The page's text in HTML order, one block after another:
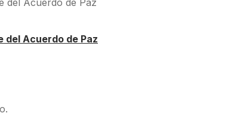
del Acuerdo de Paz